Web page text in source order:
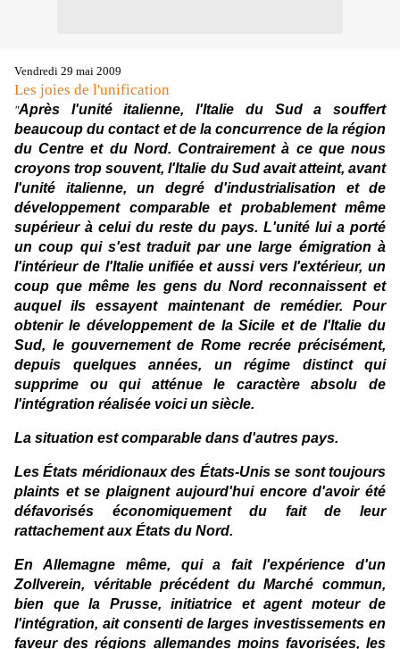
Vendredi 29 mai 2009
Les joies de l'unification
"Après l'unité italienne, l'Italie du Sud a souffert
beaucoup du contact et de la concurrence de la région
du Centre et du Nord. Contrairement à ce que nous
croyons trop souvent, l'Italie du Sud avait atteint, avant
l'unité italienne, un degré d'industrialisation et de
développement comparable et probablement même
supérieur à celui du reste du pays. L'unité lui a porté
un coup qui s'est traduit par une large émigration à
l'intérieur de l'Italie unifiée et aussi vers l'extérieur, un
coup que même les gens du Nord reconnaissent et
auquel ils essayent maintenant de remédier. Pour
obtenir le développement de la Sicile et de l'Italie du
Sud, le gouvernement de Rome recrée précisément,
depuis quelques années, un régime distinct qui
supprime ou qui atténue le caractère absolu de
l'intégration réalisée voici un siècle.
La situation est comparable dans d'autres pays.
Les États méridionaux des États-Unis se sont toujours
plaints et se plaignent aujourd'hui encore d'avoir été
défavorisés économiquement du fait de leur
rattachement aux États du Nord.
En Allemagne même, qui a fait l'expérience d'un
Zollverein, véritable précédent du Marché commun,
bien que la Prusse, initiatrice et agent moteur de
l'intégration, ait consenti de larges investissements en
faveur des régions allemandes moins favorisées, les